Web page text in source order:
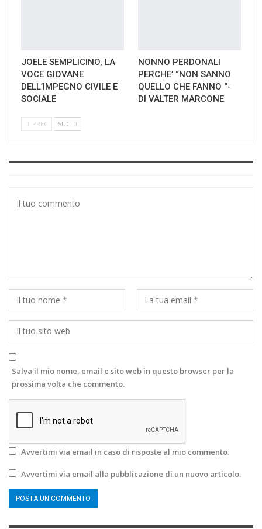
JOELE SEMPLICINO, LA
VOCE GIOVANE
DELL’IMPEGNO CIVILE E
SOCIALE
NONNO PERDONALI
PERCHE’ “NON SANNO
QUELLO CHE FANNO “-
DI VALTER MARCONE
PREC SUC
Salva il mio nome, email e sito web in questo browser per la
prossima volta che commento.
Avvertimi via email in caso di risposte al mio commento.
Avvertimi via email alla pubblicazione di un nuovo articolo.